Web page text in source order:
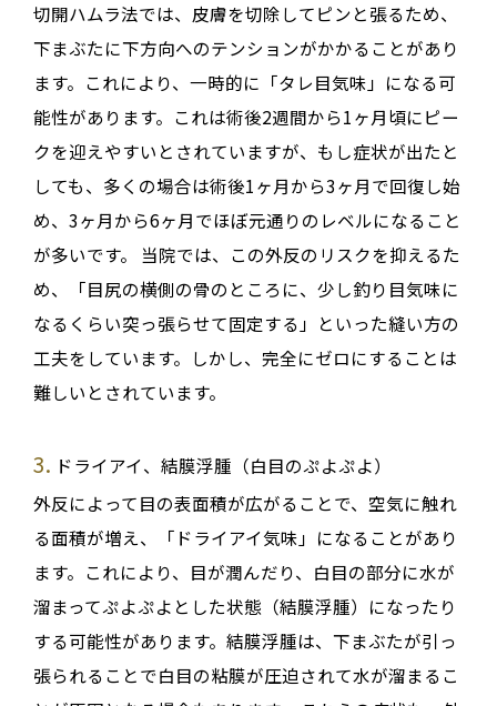
切開ハムラ法では、皮膚を切除してピンと張るため、
下まぶたに下方向へのテンションがかかることがあり
ます。これにより、一時的に「タレ目気味」になる可
能性があります。これは術後2週間から1ヶ月頃にピー
クを迎えやすいとされていますが、もし症状が出たと
しても、多くの場合は術後1ヶ月から3ヶ月で回復し始
め、 3ヶ月から6ヶ月でほぼ元通りのレベルになること
が多いです。
当院では、この外反のリスクを抑えるた
め、「目尻の横側の骨のところに、少し釣り目気味に
なるくらい突っ張らせて固定する」といった縫い方の
工夫をしています。しかし、 完全にゼロにすることは
難しい とされています。
3. ドライアイ、結膜浮腫（白目のぷよぷよ）
外反によって目の表面積が広がることで、空気に触れ
る面積が増え、「ドライアイ気味」になることがあり
ます。これにより、目が潤んだり、白目の部分に水が
溜まってぷよぷよとした状態（結膜浮腫）になったり
する可能性があります。結膜浮腫は、下まぶたが引っ
張られることで白目の粘膜が圧迫されて水が溜まるこ